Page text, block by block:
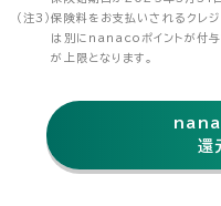
（注3）保険料をお支払いされるクレジ
は別にnanacoポイントが付
が上限となります。
還